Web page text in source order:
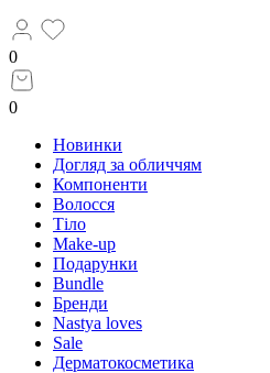
0
0
Новинки
Догляд за обличчям
Компоненти
Волосся
Тіло
Make-up
Подарунки
Bundle
Бренди
Nastya loves
Sale
Дерматокосметика